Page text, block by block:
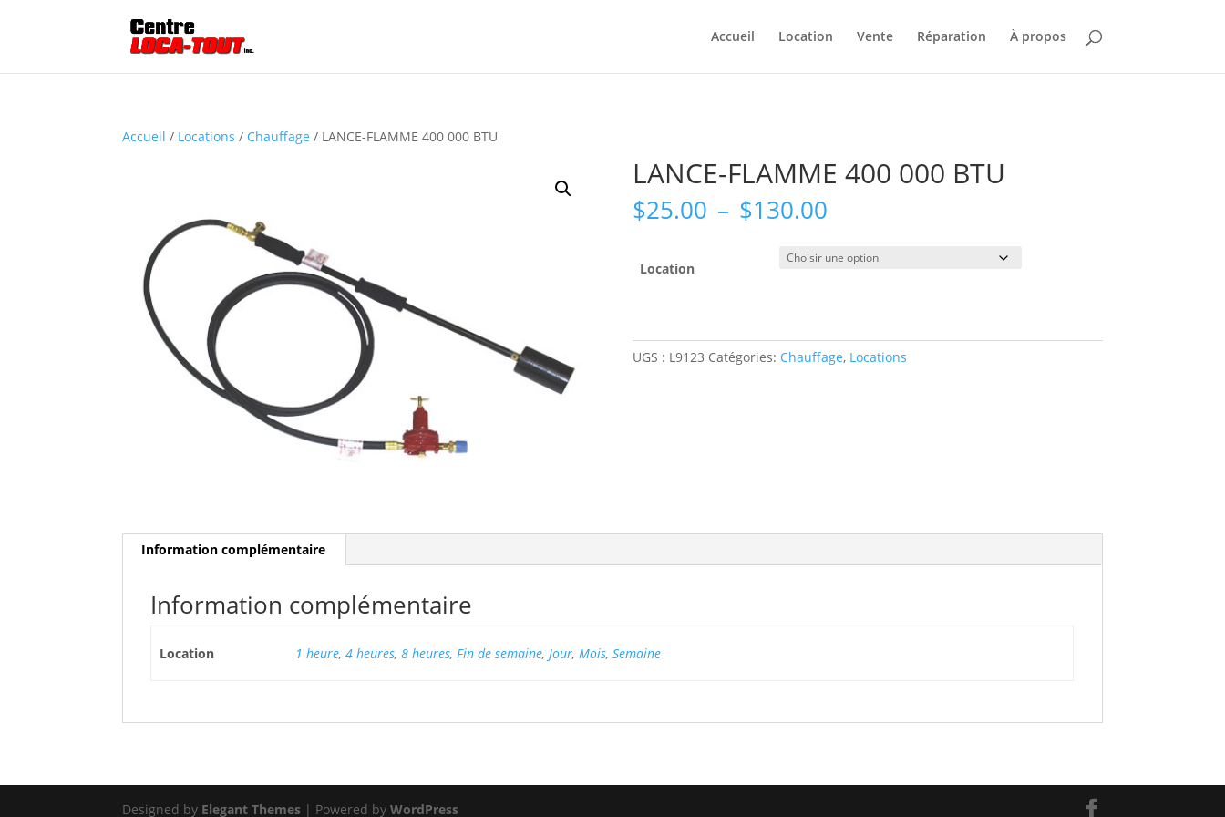
Accueil Location Vente Réparation À propos
Accueil / Locations / Chauffage / LANCE-FLAMME 400 000 BTU
LANCE-FLAMME 400 000 BTU
$25.00 – $130.00Plage
prix :
$25.00
Location
UGS : L9123 Catégories: Chauffage, Locations
Information complémentaire
Information complémentaire
Location 1 heure, 4 heures, 8 heures, Fin de semaine, Jour, Mois, Semaine
Designed by Elegant Themes | Powered byWordPress